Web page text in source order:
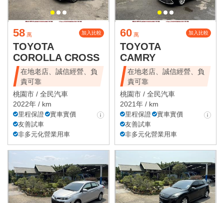
58 萬 加入比較
TOYOTA
COROLLA CROSS
在地老店、誠信經營、負
責可靠
桃園市 / 全民汽車
2022年 / km
里程保證
實車實價
友善試車
非多元化營業用車
60 萬 加入比較
TOYOTA
CAMRY
在地老店、誠信經營、負
責可靠
桃園市 / 全民汽車
2021年 / km
里程保證
實車實價
友善試車
非多元化營業用車